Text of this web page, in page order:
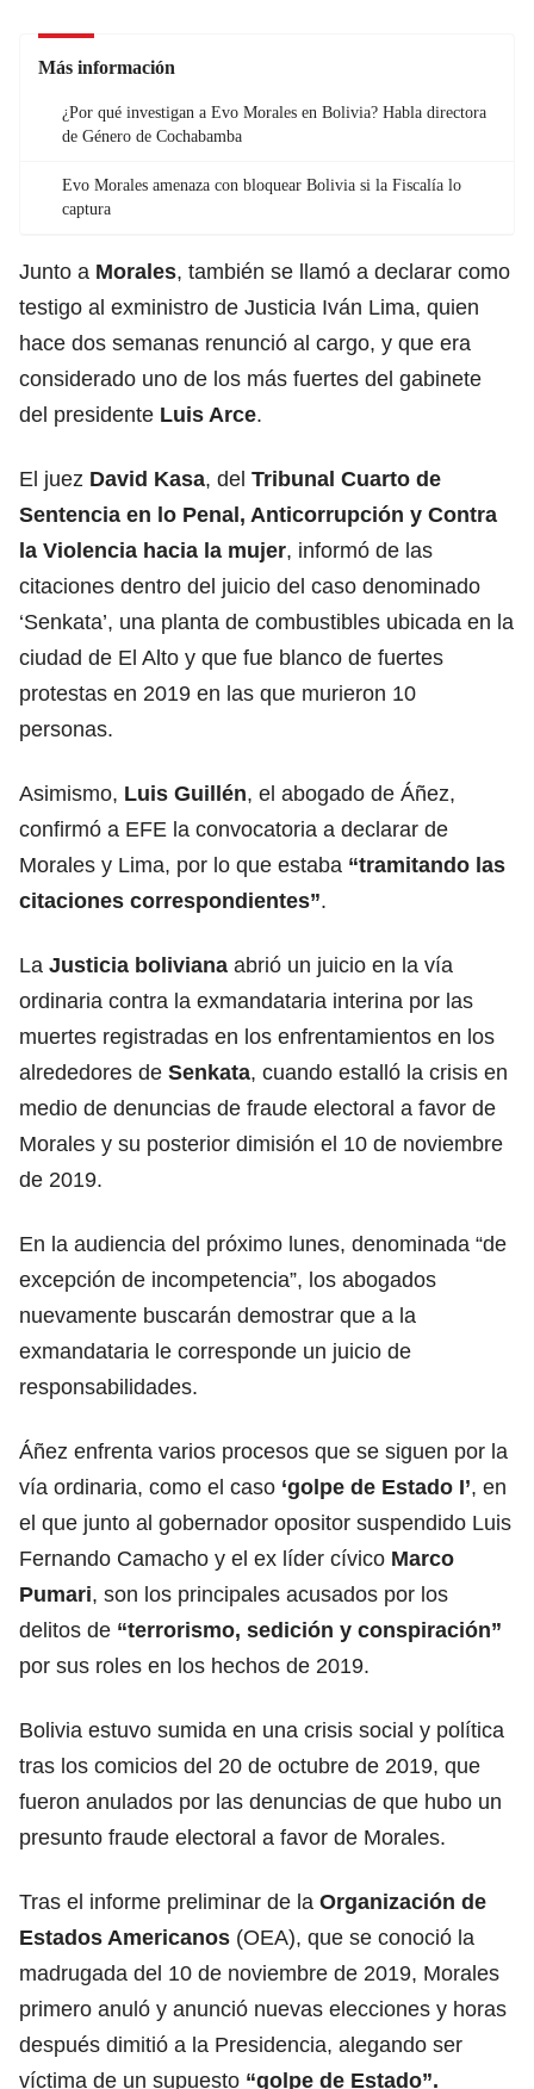
Más información
¿Por qué investigan a Evo Morales en Bolivia? Habla directora
de Género de Cochabamba
Evo Morales amenaza con bloquear Bolivia si la Fiscalía lo
captura
Junto a Morales, también se llamó a declarar como
testigo al exministro de Justicia Iván Lima, quien
hace dos semanas renunció al cargo, y que era
considerado uno de los más fuertes del gabinete
del presidente Luis Arce.
El juez David Kasa, del Tribunal Cuarto de
Sentencia en lo Penal, Anticorrupción y Contra
la Violencia hacia la mujer, informó de las
citaciones dentro del juicio del caso denominado
‘Senkata’, una planta de combustibles ubicada en la
ciudad de El Alto y que fue blanco de fuertes
protestas en 2019 en las que murieron 10
personas.
Asimismo, Luis Guillén, el abogado de Áñez,
confirmó a EFE la convocatoria a declarar de
Morales y Lima, por lo que estaba “tramitando las
citaciones correspondientes”.
La Justicia boliviana abrió un juicio en la vía
ordinaria contra la exmandataria interina por las
muertes registradas en los enfrentamientos en los
alrededores de Senkata, cuando estalló la crisis en
medio de denuncias de fraude electoral a favor de
Morales y su posterior dimisión el 10 de noviembre
de 2019.
En la audiencia del próximo lunes, denominada “de
excepción de incompetencia”, los abogados
nuevamente buscarán demostrar que a la
exmandataria le corresponde un juicio de
responsabilidades.
Áñez enfrenta varios procesos que se siguen por la
vía ordinaria, como el caso ‘golpe de Estado I’, en
el que junto al gobernador opositor suspendido Luis
Fernando Camacho y el ex líder cívico Marco
Pumari, son los principales acusados por los
delitos de “terrorismo, sedición y conspiración”
por sus roles en los hechos de 2019.
Bolivia estuvo sumida en una crisis social y política
tras los comicios del 20 de octubre de 2019, que
fueron anulados por las denuncias de que hubo un
presunto fraude electoral a favor de Morales.
Tras el informe preliminar de la Organización de
Estados Americanos (OEA), que se conoció la
madrugada del 10 de noviembre de 2019, Morales
primero anuló y anunció nuevas elecciones y horas
después dimitió a la Presidencia, alegando ser
víctima de un supuesto “golpe de Estado”.